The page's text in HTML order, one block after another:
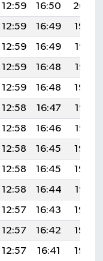
12:59 16:50
20:00
12:59 16:49
19:59
12:59 16:49
19:57
12:59 16:48
19:56
12:59 16:48
19:54
12:58 16:47
19:53
12:58 16:46
19:52
12:58 16:45
19:50
12:58 16:45
19:49
12:58 16:44
19:47
12:57 16:43
19:46
12:57 16:42
19:44
12:57 16:41 19:42